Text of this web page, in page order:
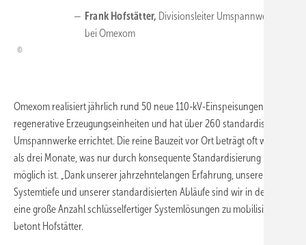
Frank Hofstätter, Divisionsleiter Umspannwerke
bei Omexom
Omexom realisiert jährlich rund 50 neue 110-kV-Einspeisungen für
regenerative Erzeugungseinheiten und hat über 260 standardisierte
Umspannwerke errichtet. Die reine Bauzeit vor Ort beträgt oft weniger
als drei Monate, was nur durch konsequente Standardisierung
möglich ist. „Dank unserer jahrzehntelangen Erfahrung, unserer
Systemtiefe und unserer standardisierten Abläufe sind wir in der Lage,
eine große Anzahl schlüsselfertiger Systemlösungen zu mobilisieren“,
betont Hofstätter.